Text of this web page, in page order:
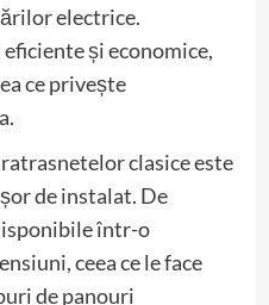
electrice.
și economice,
ce privește
clasice este
de instalat. De
într-o
ceea ce le face
de panouri